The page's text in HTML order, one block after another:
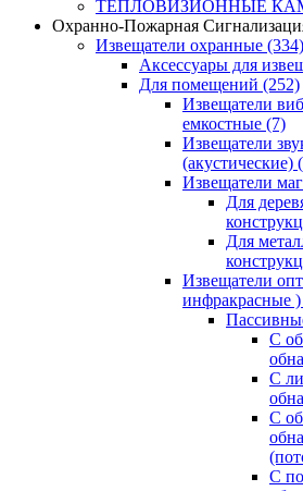
ТЕПЛОВИЗИОННЫЕ
Охранно-Пожарная
Извещатели охранные (334)
Аксессуары для
Для помещений (252)
Извещатели
емкостные (7)
Извещатели
(акустические)
Извещатели
Для
Для
Извещатели
инфракрасные )
С
С
С
С